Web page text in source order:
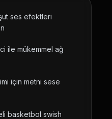
ses efektleri
ile mükemmel ağ
için metni sese
basketbol swish